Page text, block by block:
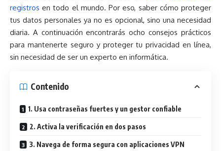
registros en todo el mundo. Por eso, saber cómo proteger
tus datos personales ya no es opcional, sino una necesidad
diaria. A continuación encontrarás ocho consejos prácticos
para mantenerte seguro y proteger tu privacidad en línea,
sin necesidad de ser un experto en informática.
Contenido
1. Usa contraseñas fuertes y un gestor confiable
2. Activa la verificación en dos pasos
3. Navega de forma segura con aplicaciones VPN